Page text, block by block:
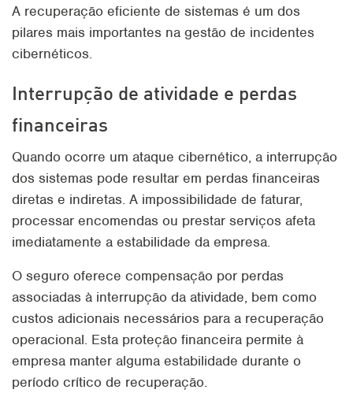
A recuperação eficiente de sistemas é um dos
pilares mais importantes na gestão de incidentes
cibernéticos.
Interrupção de atividade e perdas
financeiras
Quando ocorre um ataque cibernético, a interrupção
dos sistemas pode resultar em perdas financeiras
diretas e indiretas. A impossibilidade de faturar,
processar encomendas ou prestar serviços afeta
imediatamente a estabilidade da empresa.
O seguro oferece compensação por perdas
associadas à interrupção da atividade, bem como
custos adicionais necessários para a recuperação
operacional. Esta proteção financeira permite à
empresa manter alguma estabilidade durante o
período crítico de recuperação.